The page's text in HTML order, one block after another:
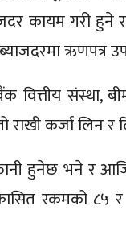
कायम गरी हुने
ऋणपत्र
वित्तीय संस्था,
कर्जा लिन र
हुनेछ भने र
रकमको